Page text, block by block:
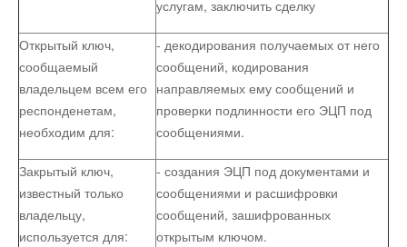
услугам, заключить сделку
Открытый ключ,
сообщаемый
владельцем всем его
респонденетам,
необходим для:
- декодирования получаемых от него
сообщений, кодирования
направляемых ему сообщений и
проверки подлинности его ЭЦП под
сообщениями.
Закрытый ключ,
известный только
владельцу,
используется для:
- создания ЭЦП под документами и
сообщениями и расшифровки
сообщений, зашифрованных
открытым ключом.